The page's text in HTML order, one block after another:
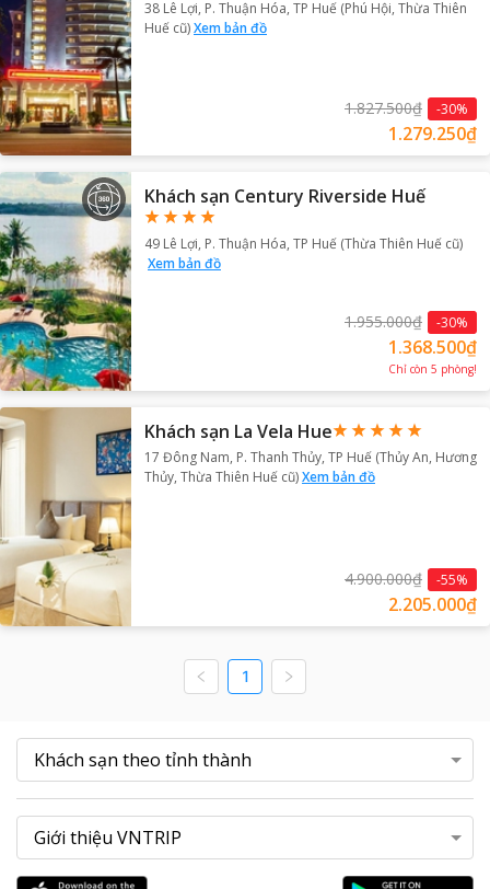
38 Lê Lợi, P. Thuận Hóa, TP Huế (Phú Hội, Thừa Thiên
Huế cũ)Xem bản đồ
1.827.500₫ -30%
1.279.250₫
Khách sạn Century Riverside Huế
49 Lê Lợi, P. Thuận Hóa, TP Huế (Thừa Thiên Huế cũ)
Xem bản đồ
1.955.000₫ -30%
1.368.500₫
Chỉ còn 5 phòng!
Khách sạn La Vela Hue
17 Đông Nam, P. Thanh Thủy, TP Huế (Thủy An, Hương
Thủy, Thừa Thiên Huế cũ)Xem bản đồ
4.900.000₫ -55%
2.205.000₫
1